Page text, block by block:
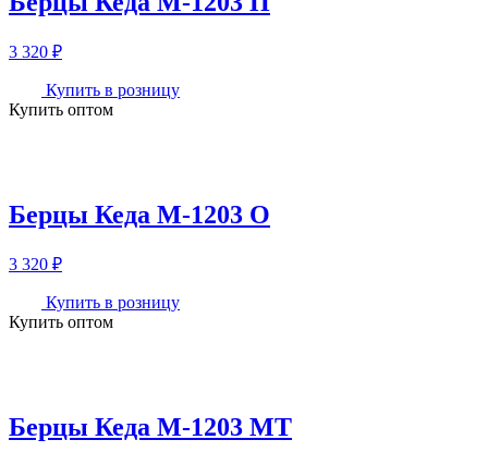
3 320 ₽
Купить в розницу
Купить оптом
Берцы Кеда М-1203 О
3 320 ₽
Купить в розницу
Купить оптом
Берцы Кеда М-1203 МТ